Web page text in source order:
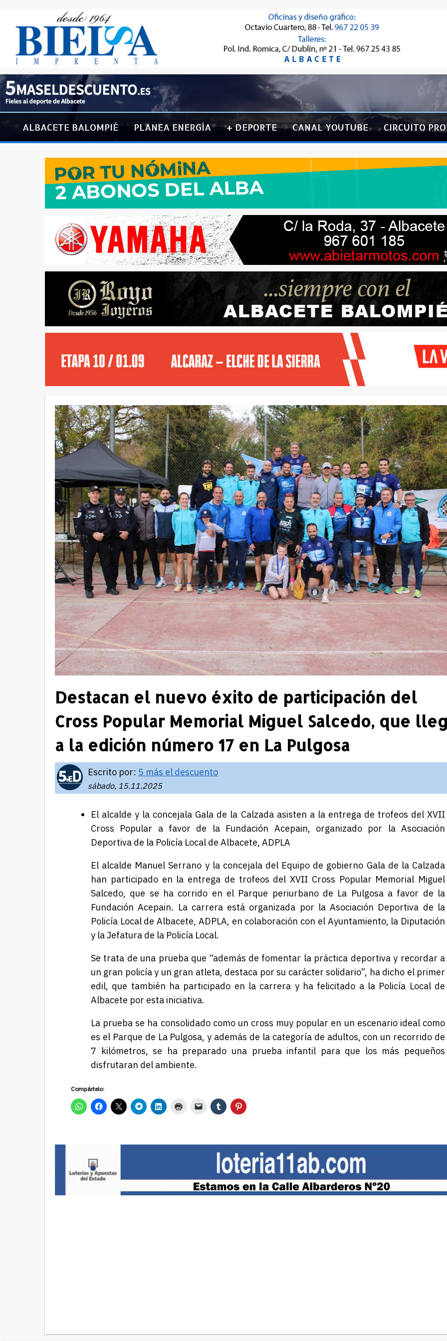
ALBACETE BALOMPIÉ PLANEA ENERGÍA + DEPORTE CANAL YOUTUBE CIRCUITO
Destacan el nuevo éxito de participación del
Cross Popular Memorial Miguel Salcedo, que
a la edición número 17 en La Pulgosa
Escrito por: 5 más el descuento
sábado, 15.11.2025
El alcalde y la concejala Gala de la Calzada asisten a la entrega de trofeos del XVII
Cross Popular a favor de la Fundación Acepain, organizado por la Asociación
Deportiva de la Policía Local de Albacete, ADPLA
El alcalde Manuel Serrano y la concejala del Equipo de gobierno Gala de la Calzada
han participado en la entrega de trofeos del XVII Cross Popular Memorial Miguel
Salcedo, que se ha corrido en el Parque periurbano de La Pulgosa a favor de la
Fundación Acepain. La carrera está organizada por la Asociación Deportiva de la
Policía Local de Albacete, ADPLA, en colaboración con el Ayuntamiento, la Diputación
y la Jefatura de la Policía Local.
Se trata de una prueba que “además de fomentar la práctica deportiva y recordar a
un gran policía y un gran atleta, destaca por su carácter solidario”, ha dicho el primer
edil, que también ha participado en la carrera y ha felicitado a la Policía Local de
Albacete por esta iniciativa.
La prueba se ha consolidado como un cross muy popular en un escenario ideal como
es el Parque de La Pulgosa, y además de la categoría de adultos, con un recorrido de
7 kilómetros, se ha preparado una prueba infantil para que los más pequeños
disfrutaran del ambiente.
Compártelo: